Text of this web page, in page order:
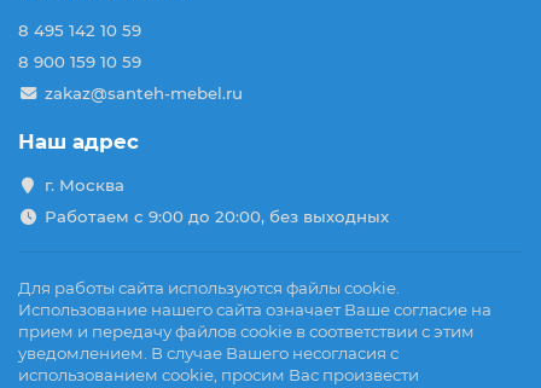
8 495 142 10 59
8 900 159 10 59
zakaz@santeh-mebel.ru
Наш адрес
г. Москва
Работаем с 9:00 до 20:00, без выходных
Для работы сайта используются файлы cookie.
Использование нашего сайта означает Ваше согласие на
прием и передачу файлов cookie в соответствии с этим
уведомлением. В случае Вашего несогласия с
использованием cookie, просим Вас произвести